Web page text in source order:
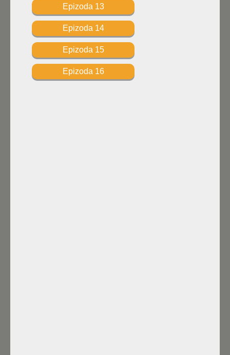
Epizoda 13
Epizoda 14
Epizoda 15
Epizoda 16